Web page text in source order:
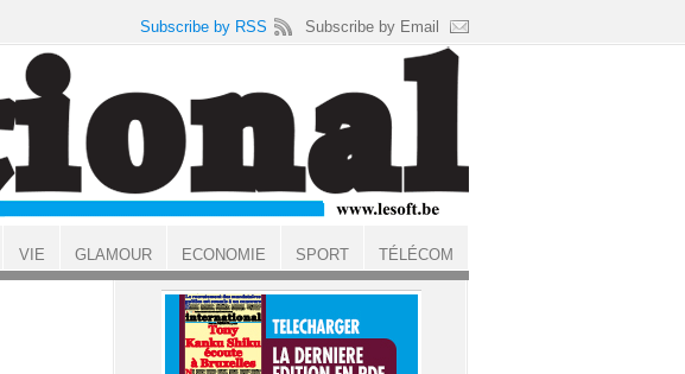
Subscribe by RSS Subscribe by Email
VIE GLAMOUR ECONOMIE SPORT TÉLÉCOM